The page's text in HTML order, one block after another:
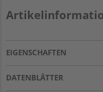
EIGENSCHAFTEN
DATENBLÄTTER